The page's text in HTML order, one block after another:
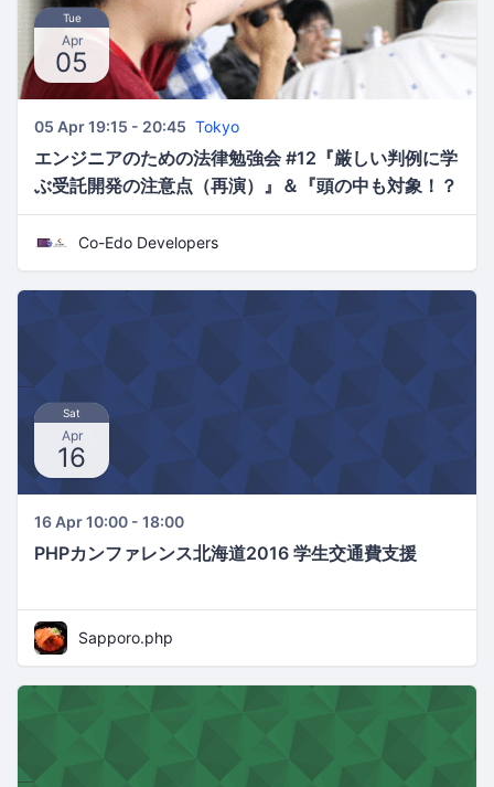
Tue
Apr
05
05 Apr 19:15 - 20:45 Tokyo
エンジニアのための法律勉強会 #12『厳しい判例に学
ぶ受託開発の注意点（再演）』＆『頭の中も対象！？
ソフトウェアの著作権』
Co-Edo Developers
Sat
Apr
16
16 Apr 10:00 - 18:00
PHPカンファレンス北海道2016 学生交通費支援
Sapporo.php